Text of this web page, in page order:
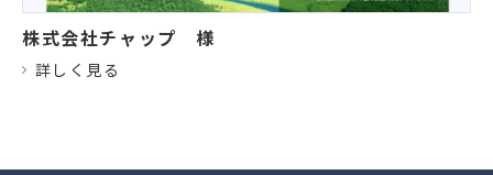
株式会社チャップ様
詳しく見る